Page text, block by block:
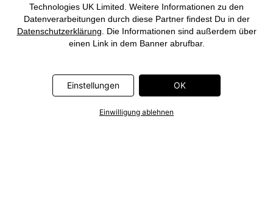
Übergrosse Herren-Winterjacke
für grossartige Styles
durch unsere
grosse Pullovergrössen für Herren
! Du hast etwas
gefunden, bist aber nicht ganz sicher, ob es wirklich passt? Dann
Anprobieren merkst, dass es doch eine andere Grösse sein soll, hast
Technologies UK Limited. Weitere Informationen zu den
Datenverarbeitungen durch diese Partner findest Du in der
Datenschutzerklärung . Die Informationen sind außerdem über
einen Link in dem Banner abrufbar.
Einstellungen OK
Einwilligung ablehnen